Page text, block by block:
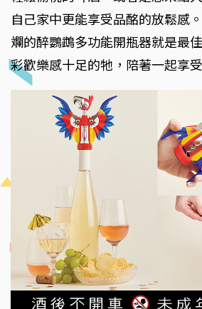
自己家中更能享受品酩的放鬆感
斕的醉鸚鵡多功能開瓶器就是最
彩歡樂感十足的牠，陪著一起享